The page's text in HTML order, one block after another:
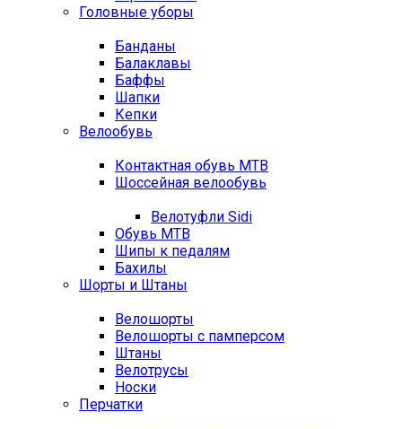
Головные уборы
Банданы
Балаклавы
Баффы
Шапки
Кепки
Велообувь
Контактная обувь MTB
Шоссейная велообувь
Велотуфли Sidi
Обувь MTB
Шипы к педалям
Бахилы
Шорты и Штаны
Велошорты
Велошорты с памперсом
Штаны
Велотрусы
Носки
Перчатки